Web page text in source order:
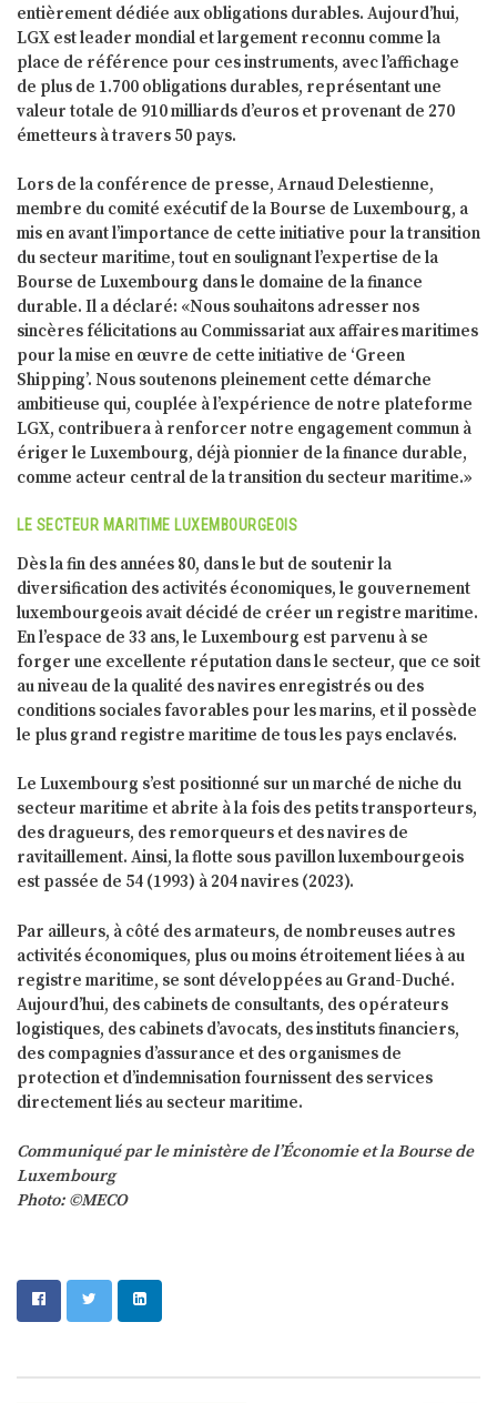
entièrement dédiée aux obligations durables. Aujourd’hui,
LGX est leader mondial et largement reconnu comme la
place de référence pour ces instruments, avec l’affichage
de plus de 1.700 obligations durables, représentant une
valeur totale de 910 milliards d’euros et provenant de 270
émetteurs à travers 50 pays.
Lors de la conférence de presse, Arnaud Delestienne,
membre du comité exécutif de la Bourse de Luxembourg, a
mis en avant l’importance de cette initiative pour la transition
du secteur maritime, tout en soulignant l’expertise de la
Bourse de Luxembourg dans le domaine de la finance
durable. Il a déclaré: «Nous souhaitons adresser nos
sincères félicitations au Commissariat aux affaires maritimes
pour la mise en œuvre de cette initiative de ‘Green
Shipping’. Nous soutenons pleinement cette démarche
ambitieuse qui, couplée à l’expérience de notre plateforme
LGX, contribuera à renforcer notre engagement commun à
ériger le Luxembourg, déjà pionnier de la finance durable,
comme acteur central de la transition du secteur maritime.»
LE SECTEUR MARITIME LUXEMBOURGEOIS
Dès la fin des années 80, dans le but de soutenir la
diversification des activités économiques, le gouvernement
luxembourgeois avait décidé de créer un registre maritime.
En l’espace de 33 ans, le Luxembourg est parvenu à se
forger une excellente réputation dans le secteur, que ce soit
au niveau de la qualité des navires enregistrés ou des
conditions sociales favorables pour les marins, et il possède
le plus grand registre maritime de tous les pays enclavés.
Le Luxembourg s’est positionné sur un marché de niche du
secteur maritime et abrite à la fois des petits transporteurs,
des dragueurs, des remorqueurs et des navires de
ravitaillement. Ainsi, la flotte sous pavillon luxembourgeois
est passée de 54 (1993) à 204 navires (2023).
Par ailleurs, à côté des armateurs, de nombreuses autres
activités économiques, plus ou moins étroitement liées à au
registre maritime, se sont développées au Grand-Duché.
Aujourd’hui, des cabinets de consultants, des opérateurs
logistiques, des cabinets d’avocats, des instituts financiers,
des compagnies d’assurance et des organismes de
protection et d’indemnisation fournissent des services
directement liés au secteur maritime.
Communiqué par le ministère de l’Économie et la Bourse de
Luxembourg
Photo: ©MECO